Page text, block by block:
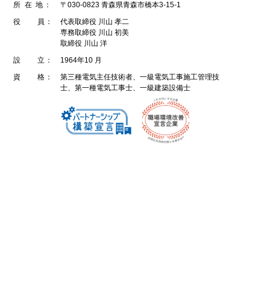
所 在 地：
〒030-0823 ⻘森県⻘森市橋本3-15-1
役 員：
代表取締役 川⼭ 孝⼆
専務取締役 川⼭ 初美
取締役 川⼭ 洋
設 ⽴：
1964年10 ⽉
資 格：
第三種電気主任技術者、⼀級電気⼯事施⼯管理技
⼠、第⼀種電気⼯事⼠、 ⼀級建築設備⼠